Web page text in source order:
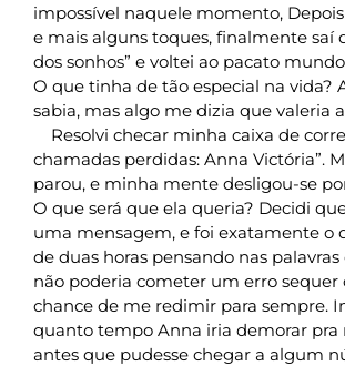
impossível naquele momento,
e mais alguns toques, finalmente saí
dos sonhos” e voltei ao pacato
O que tinha de tão especial na vida?
sabia, mas algo me dizia que valeria
Resolvi checar minha caixa de
chamadas perdidas: Anna Victória”.
parou, e minha mente desligou-se
O que será que ela queria? Decidi
uma mensagem, e foi exatamente o
de duas horas pensando nas palavras
não poderia cometer um erro sequer
chance de me redimir para sempre.
quanto tempo Anna iria demorar pra
antes que pudesse chegar a algum